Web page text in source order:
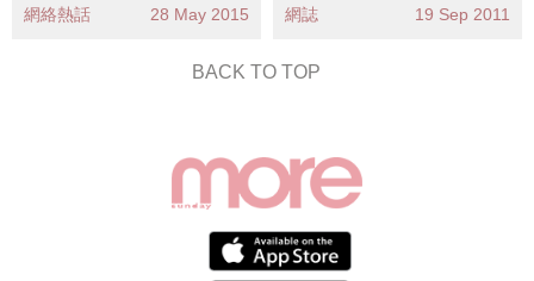
網絡熱話 28 May 2015 網誌 19 Sep 2011
BACK TO TOP